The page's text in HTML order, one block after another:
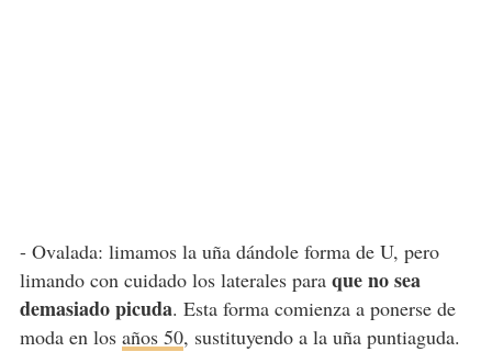
- Ovalada: limamos la uña dándole forma de U, pero
limando con cuidado los laterales para que no sea
demasiado picuda. Esta forma comienza a ponerse de
moda en los años 50, sustituyendo a la uña puntiaguda.